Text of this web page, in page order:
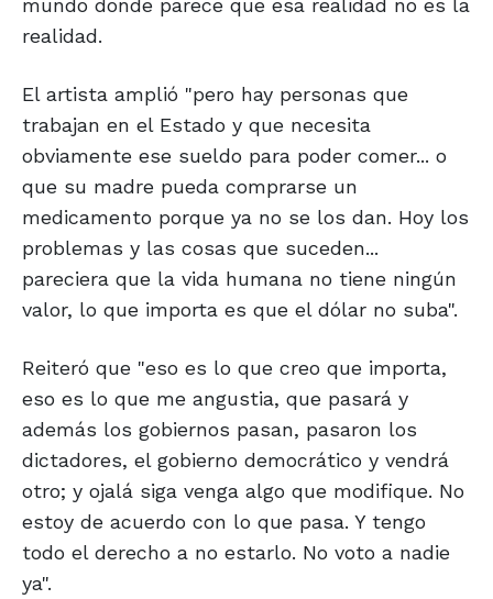
mundo donde parece que esa realidad no es la
realidad.
El artista amplió "pero hay personas que
trabajan en el Estado y que necesita
obviamente ese sueldo para poder comer... o
que su madre pueda comprarse un
medicamento porque ya no se los dan. Hoy los
problemas y las cosas que suceden...
pareciera que la vida humana no tiene ningún
valor, lo que importa es que el dólar no suba".
Reiteró que "eso es lo que creo que importa,
eso es lo que me angustia, que pasará y
además los gobiernos pasan, pasaron los
dictadores, el gobierno democrático y vendrá
otro; y ojalá siga venga algo que modifique. No
estoy de acuerdo con lo que pasa. Y tengo
todo el derecho a no estarlo. No voto a nadie
ya".